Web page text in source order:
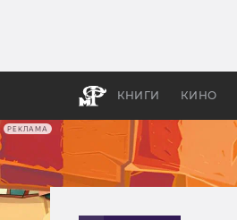
РЕКЛАМА
КНИГИ КИНО